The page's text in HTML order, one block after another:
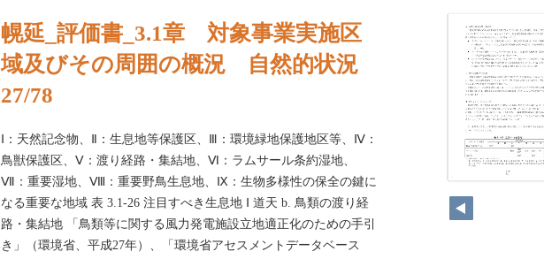
幌延_評価書_3.1章 対象事業実施区
域及びその周囲の概況 自然的状況
27/78
Ⅰ：天然記念物、Ⅱ：生息地等保護区、Ⅲ：環境緑地保護地区等、Ⅳ：
鳥獣保護区、Ⅴ：渡り経路・集結地、Ⅵ：ラムサール条約湿地、
Ⅶ：重要湿地、Ⅷ：重要野鳥生息地、Ⅸ：生物多様性の保全の鍵に
なる重要な地域 表 3.1-26 注目すべき生息地 Ⅰ 道天 b. 鳥類の渡り経
路・集結地 「鳥類等に関する風力発電施設立地適正化のための手引
き」（環境省、平成27年）、「環境省アセスメントデータベース